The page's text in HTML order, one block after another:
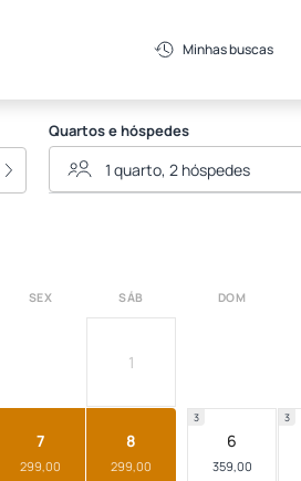
Minhas buscas
Quartos e hóspedes
SEX SÁB
1
7
299,00
8
299,00
DOM
6
359,00
3 3